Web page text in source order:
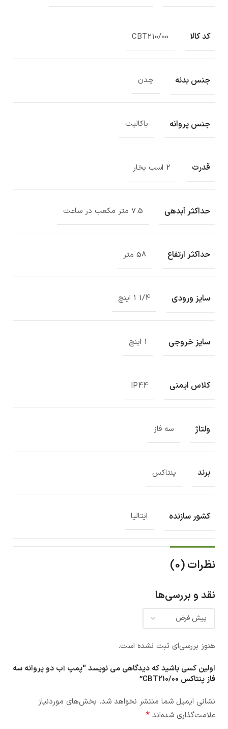
کد کالا CBT210/00
جنس بدنه چدن
جنس پروانه باکالیت
قدرت 2 اسب بخار
حداکثر آبدهی 7.5 متر مکعب در ساعت
حداکثر ارتفاع 58 متر
سایز ورودی 1/4 1 اینچ
سایز خروجی 1 اینچ
کلاس ایمنی IP44
ولتاژ سه فاز
برند پنتاکس
کشور سازنده ایتالیا
نظرات (0)
نقد و بررسی‌ها
هنوز بررسی‌ای ثبت نشده است.
اولین کسی باشید که دیدگاهی می نویسد “پمپ آب دو پروانه سه
فاز پنتاکس CBT210/00”
نشانی ایمیل شما منتشر نخواهد شد. بخش‌های موردنیاز
علامت‌گذاری شده‌اند *